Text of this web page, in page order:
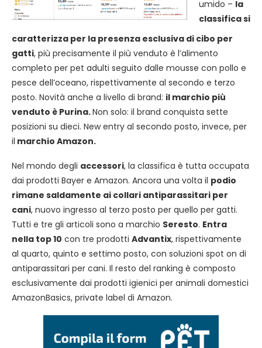
umido – la
classifica si
caratterizza per la presenza esclusiva di cibo per
gatti, più precisamente il più venduto è l’alimento
completo per pet adulti seguito dalle mousse con pollo e
pesce dell’oceano, rispettivamente al secondo e terzo
posto. Novità anche a livello di brand: il marchio più
venduto è Purina.Non solo: il brand conquista sette
posizioni su dieci. New entry al secondo posto, invece, per
il marchio Amazon.
Nel mondo degli accessori, la classifica è tutta occupata
dai prodotti Bayer e Amazon. Ancora una volta il podio
rimane saldamente ai collari antiparassitari per
cani, nuovo ingresso al terzo posto per quello per gatti.
Tutti e tre gli articoli sono a marchio Seresto. Entra
nella top 10 con tre prodotti Advantix, rispettivamente
al quarto, quinto e settimo posto, con soluzioni spot on di
antiparassitari per cani. Il resto del ranking è composto
esclusivamente dai prodotti igienici per animali domestici
AmazonBasics, private label di Amazon.